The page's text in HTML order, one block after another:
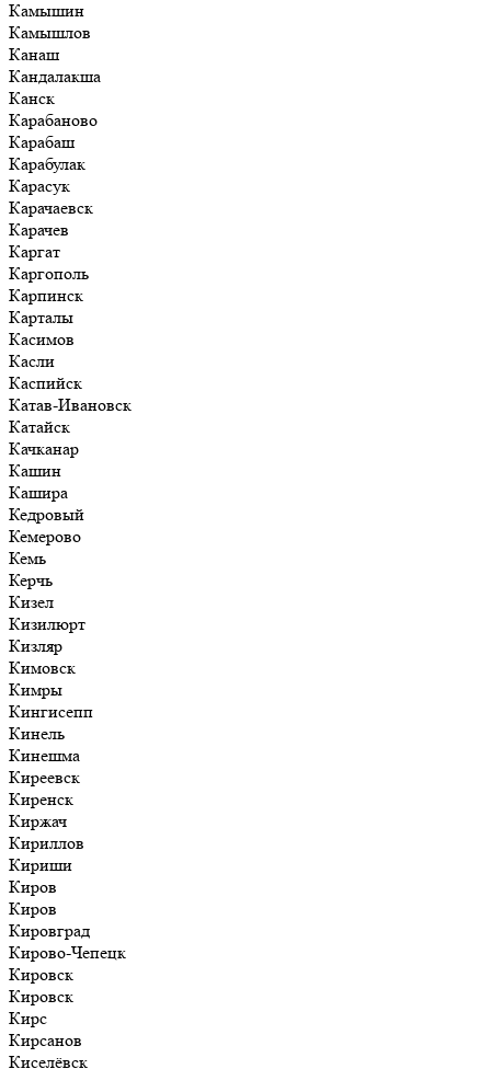
Камышин
Камышлов
Канаш
Кандалакша
Канск
Карабаново
Карабаш
Карабулак
Карасук
Карачаевск
Карачев
Каргат
Каргополь
Карпинск
Карталы
Касимов
Касли
Каспийск
Катав-Ивановск
Катайск
Качканар
Кашин
Кашира
Кедровый
Кемерово
Кемь
Керчь
Кизел
Кизилюрт
Кизляр
Кимовск
Кимры
Кингисепп
Кинель
Кинешма
Киреевск
Киренск
Киржач
Кириллов
Кириши
Киров
Киров
Кировград
Кирово-Чепецк
Кировск
Кировск
Кирс
Кирсанов
Киселёвск